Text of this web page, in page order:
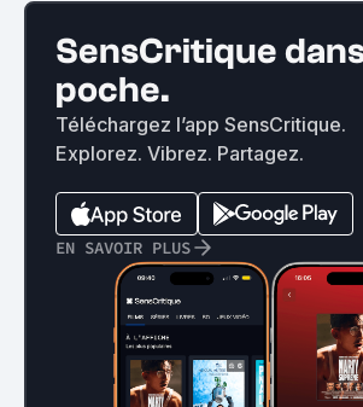
SensCritique
poche.
Téléchargez l’app SensCritique.
Explorez. Vibrez. Partagez.
EN SAVOIR PLUS